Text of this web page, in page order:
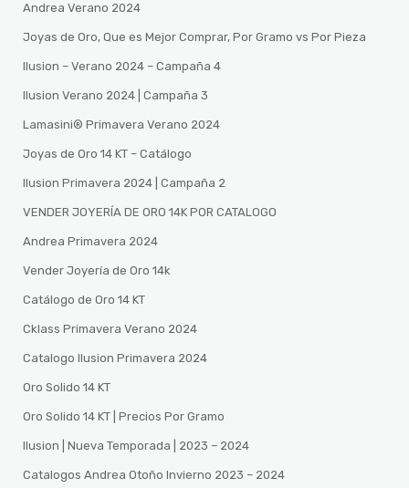
Andrea Verano 2024
Joyas de Oro, Que es Mejor Comprar, Por Gramo vs Por Pieza
Ilusion – Verano 2024 – Campaña 4
Ilusion Verano 2024 | Campaña 3
Lamasini®️ Primavera Verano 2024
Joyas de Oro 14 KT – Catálogo
Ilusion Primavera 2024 | Campaña 2
VENDER JOYERÍA DE ORO 14K POR CATALOGO
Andrea Primavera 2024
Vender Joyería de Oro 14k
Catálogo de Oro 14 KT
Cklass Primavera Verano 2024
Catalogo Ilusion Primavera 2024
Oro Solido 14 KT
Oro Solido 14 KT | Precios Por Gramo
Ilusion | Nueva Temporada | 2023 – 2024
Catalogos Andrea Otoño Invierno 2023 – 2024